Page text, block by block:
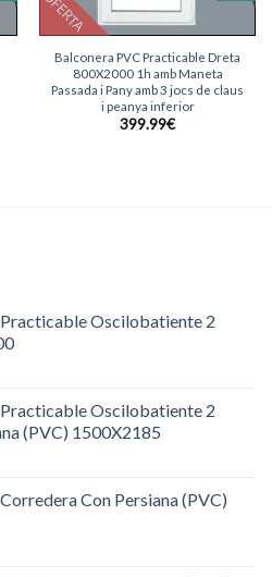
OFERTA
Balconera PVC Practicable Dreta
800X2000 1h amb Maneta
Passada i Pany amb 3 jocs de claus
i peanya inferior
399.99€
Oscilobatiente 2
Oscilobatiente 2
(PVC) 1500X2185
Con Persiana (PVC)